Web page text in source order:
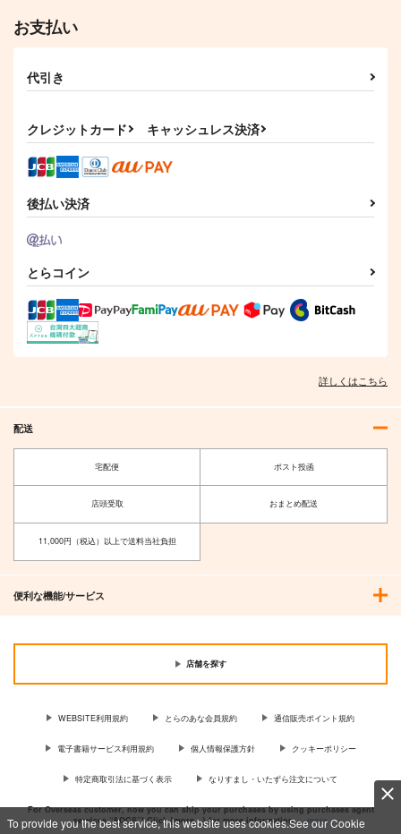
To provide you the best service, this website uses cookies.See our Cookie
サンプル
作品詳細 作品詳細 作品詳細
とんでもスキルで異世
界放浪メシ 6
オーバーラップ
759
とんでもスキルで異世
界放浪メシ 9
とんでもスキルで異世
界放浪メシ 8
オーバーラップ
サンプル
（税込）
サンプル
作品詳細
お支払い
代引き
クレジットカード キャッシュレス決済
後払い決済
とらコイン
詳しくはこちら
配送
宅配便 ポスト投函
店頭受取 おまとめ配送
11,000円（税込）以上で送料当社負担
便利な機能/サービス
店舗を探す
WEBSITE利用規約 とらのあな会員規約 通信販売ポイント規約
電子書籍サービス利用規約 個人情報保護方針 クッキーポリシー
特定商取引法に基づく表示 なりすまし・いたずら注文について
For Overseas customer, now you can ship your purchases by using purchases agent
services “AOCS”! Click {more…} for more information …more